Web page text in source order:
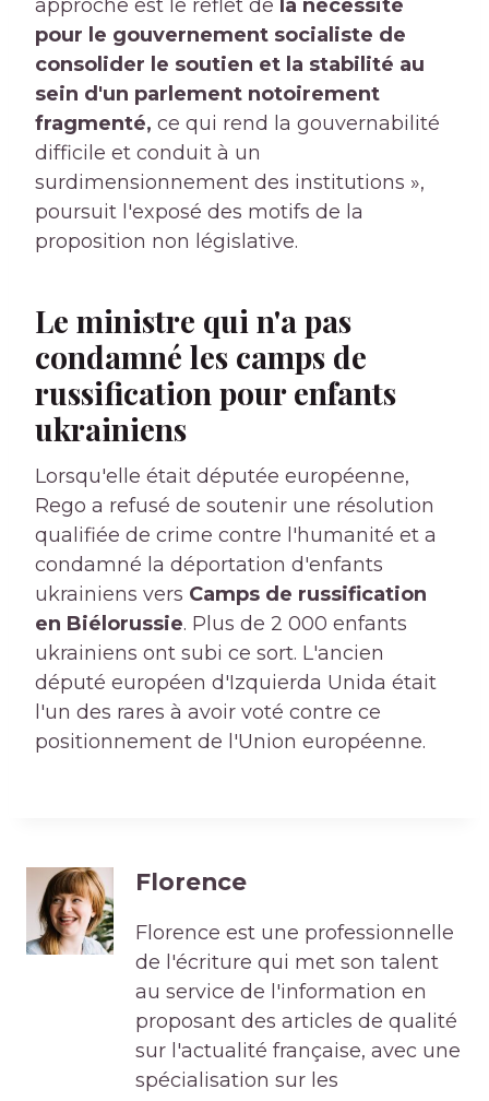
approche est le reflet de la nécessité
pour le gouvernement socialiste de
consolider le soutien et la stabilité au
sein d'un parlement notoirement
fragmenté, ce qui rend la gouvernabilité
difficile et conduit à un
surdimensionnement des institutions »,
poursuit l'exposé des motifs de la
proposition non législative.
Le ministre qui n'a pas
condamné les camps de
russification pour enfants
ukrainiens
Lorsqu'elle était députée européenne,
Rego a refusé de soutenir une résolution
qualifiée de crime contre l'humanité et a
condamné la déportation d'enfants
ukrainiens vers Camps de russification
en Biélorussie. Plus de 2 000 enfants
ukrainiens ont subi ce sort. L'ancien
député européen d'Izquierda Unida était
l'un des rares à avoir voté contre ce
positionnement de l'Union européenne.
Florence
Florence est une professionnelle
de l'écriture qui met son talent
au service de l'information en
proposant des articles de qualité
sur l'actualité française, avec une
spécialisation sur les